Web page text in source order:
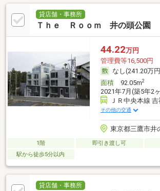
貸店舗・事務所
Ｔｈｅ Ｒｏｏｍ 井の頭公園
44.22万円
管理費等16,500円
なし(241.20万
面積92.05m2
2021年7月(築5年2
ＪＲ中央本線
その他の交通
東京都三鷹市井
1階 即引き渡し可
駅から徒歩5分以内
貸店舗・事務所